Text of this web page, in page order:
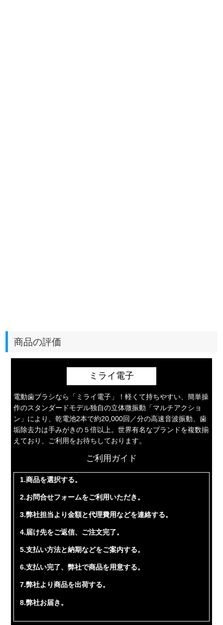
商品の評価
ミライ電子
電動歯ブラシなら「ミライ電子」！軽くて持ちやすい、簡単操
作のスタンダードモデル独自の立体微振動「マルチアクショ
ン」により、乾電池2本で約20,000回／分の高速音波振動、歯
垢除去力は手みがきの５倍以上。世界有名なブランドを複数揃
えており、ご利用をお待ちしております。
ご利用ガイド
1.商品を選択する。
2.お問合せフォームをご利用いただき。
3.弊社担当より金額と代理費用などを連絡する。
4.届け先をご返信、ご注文完了。
5.支払い方法と納期などをご案内する。
6.支払い完了、弊社で商品を用意する。
7.弊社より商品を出荷する。
8.弊社お届き。